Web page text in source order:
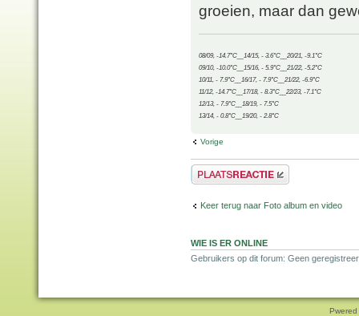
groeien, maar dan
08/09, -14.7°C__14/15, - 3.6°C__20/21, -9.1°C
09/10, -10.0°C__15/16, - 5.9°C__21/22, -5.2°C
10/11, - 7.9°C__16/17, - 7.9°C__21/22, -6.9°C
11/12, -14.7°C__17/18, - 8.3°C__22/23, -7.1°C
12/13, - 7.9°C__18/19, - 7.5°C
13/14, - 0.8°C__19/20, - 2.8°C
Vorige
Plaats een reactie
Keer terug naar Foto album en video
WIE IS ER ONLINE
Gebruikers op dit forum: Geen